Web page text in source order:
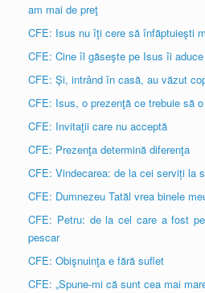
am mai de preţ
CFE: Isus nu îţi cere să înfăptuieşti
CFE: Cine îl găseşte pe Isus îi
CFE: Şi, intrând în casă, au văzut
CFE: Isus, o prezenţă ce trebuie să
CFE: Invitaţii care nu acceptă
CFE: Prezenţa determină diferenţa
CFE: Vindecarea: de la cei serviți la
CFE: Dumnezeu Tatăl vrea binele
CFE: Petru: de la cel care a fost
pescar
CFE: Obişnuinţa e fără suflet
CFE: „Spune-mi că sunt cea mai